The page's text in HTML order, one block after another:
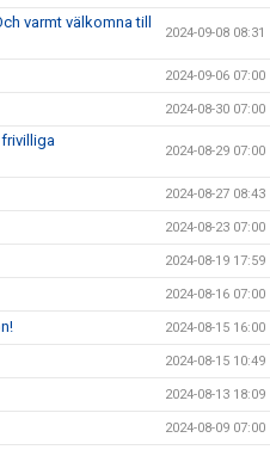
varmt välkomna till
2024-09-08 08:31
2024-09-06 07:00
2024-08-30 07:00
2024-08-29 07:00
2024-08-27 08:43
2024-08-23 07:00
2024-08-19 17:59
2024-08-16 07:00
2024-08-15 16:00
2024-08-15 10:49
2024-08-13 18:09
2024-08-09 07:00